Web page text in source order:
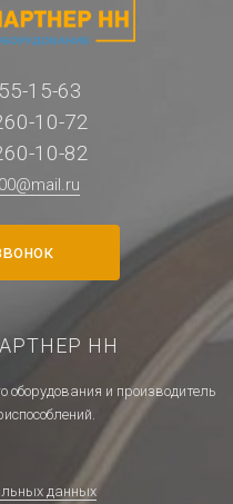
15-63
10-72
10-82
НН
и производитель
данных